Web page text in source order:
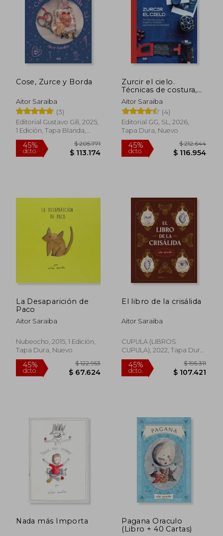
Cose, Zurce y Borda
Aitor Saraiba
(3)
Editorial Gustavo Gili, 2025,
1 Edición, Tapa Blanda,
Nuevo
45%
Zurcir el cielo.
Técnicas de costura,
filosofía y tradición
japonesa en el arte
textil
Aitor Saraiba
(4)
Editorial GG, SL, 2026,
Tapa Dura, Nuevo
45%
dcto. $
La Desaparición de
Paco
Aitor Saraiba
Nubeocho, 2015, 1 Edición,
Tapa Dura, Nuevo
45%
El libro de la crisálida
Aitor Saraiba
CUPULA (LIBROS
CUPULA), 2022, Tapa Dura,
Nuevo
45%
dcto.
Nada más Importa
Pagana Oraculo
(Libro + 40 Cartas)